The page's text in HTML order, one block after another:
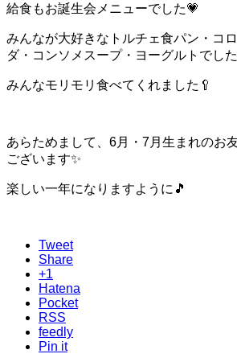
給食もお誕生会メニューでした💗
みんなが大好きなトルチェ食パン・コ
ダ・コンソメスープ・ヨーグルトでし
みんなモリモリ食べてくれました🥄
あらためまして、6月・7月生まれのお
ございます✨
楽しい一年になりますように🎵
Tweet
Share
+1
Hatena
Pocket
RSS
feedly
Pin it